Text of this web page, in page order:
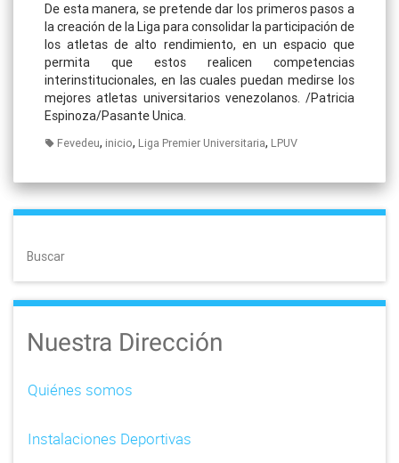
De esta manera, se pretende dar los primeros pasos a
la creación de la Liga para consolidar la participación de
los atletas de alto rendimiento, en un espacio que
permita que estos realicen competencias
interinstitucionales, en las cuales puedan medirse los
mejores atletas universitarios venezolanos. /Patricia
Espinoza/Pasante Unica.
Fevedeu, inicio, Liga Premier Universitaria, LPUV
Buscar
Nuestra Dirección
Quiénes somos
Instalaciones Deportivas